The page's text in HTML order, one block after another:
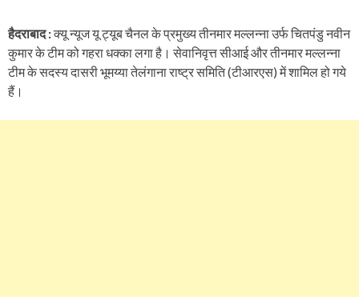
हैदराबाद :क्यू न्यूज यू ट्यूब चैनल के प्रमुख्य तीनमार मल्लन्ना उर्फ चितपंडु नवीन
कुमार के टीम को गहरा धक्का लगा है। सेवानिवृत्त सीआई और तीनमार मल्लन्ना
टीम के सदस्य दासरी भूमय्या तेलंगाना राष्ट्र समिति (टीआरएस) में शामिल हो गये
हैं।